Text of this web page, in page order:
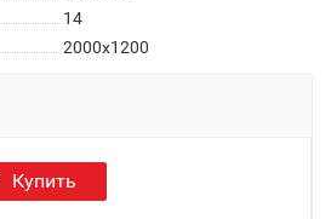
14
2000x1200
Купить